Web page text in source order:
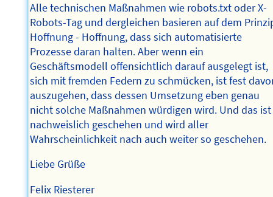
Alle technischen Maßnahmen wie robots.txt oder X-
Robots-Tag und dergleichen basieren auf dem
Hoffnung - Hoffnung, dass sich automatisierte
Prozesse daran halten. Aber wenn ein
Geschäftsmodell offensichtlich darauf ausgelegt ist,
sich mit fremden Federn zu schmücken, ist fest
auszugehen, dass dessen Umsetzung eben genau
nicht solche Maßnahmen würdigen wird. Und das ist
nachweislich geschehen und wird aller
Wahrscheinlichkeit nach auch weiter so geschehen.
Liebe Grüße
Felix Riesterer